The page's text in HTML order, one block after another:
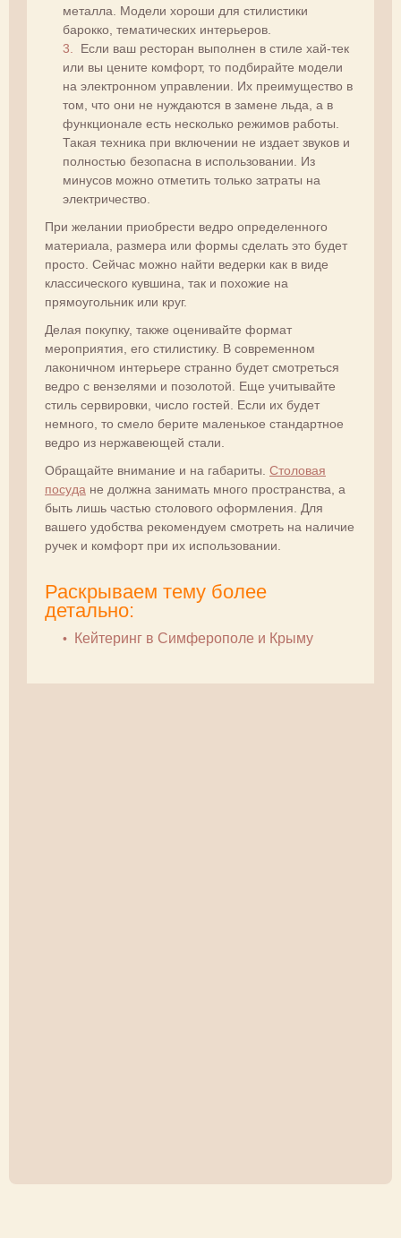
металла. Модели хороши для стилистики
барокко, тематических интерьеров.
Если ваш ресторан выполнен в стиле хай-тек
или вы цените комфорт, то подбирайте модели
на электронном управлении. Их преимущество в
том, что они не нуждаются в замене льда, а в
функционале есть несколько режимов работы.
Такая техника при включении не издает звуков и
полностью безопасна в использовании. Из
минусов можно отметить только затраты на
электричество.
При желании приобрести ведро определенного
материала, размера или формы сделать это будет
просто. Сейчас можно найти ведерки как в виде
классического кувшина, так и похожие на
прямоугольник или круг.
Делая покупку, также оценивайте формат
мероприятия, его стилистику. В современном
лаконичном интерьере странно будет смотреться
ведро с вензелями и позолотой. Еще учитывайте
стиль сервировки, число гостей. Если их будет
немного, то смело берите маленькое стандартное
ведро из нержавеющей стали.
Обращайте внимание и на габариты. Столовая
посуда не должна занимать много пространства, а
быть лишь частью столового оформления. Для
вашего удобства рекомендуем смотреть на наличие
ручек и комфорт при их использовании.
Раскрываем тему более
детально:
Кейтеринг в Симферополе и Крыму